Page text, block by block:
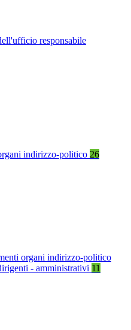
responsabile
indirizzo-politico 26
organi indirizzo-politico
- amministrativi 11